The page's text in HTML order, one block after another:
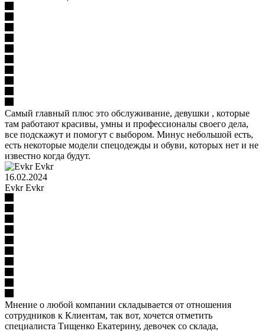
Самый главный плюс это обслуживание, девушки , которые
там работают красивы, умны и профессионалы своего дела,
все подскажут и помогут с выбором. Минус небольшой есть,
есть некоторые модели спецодежды и обуви, которых нет и не
известно когда будут.
16.02.2024
​Evkr Evkr
Мнение о любой компании складывается от отношения
сотрудников к Клиентам, так вот, хочется отметить
специалиста Тищенко Екатерину, девочек со склада,